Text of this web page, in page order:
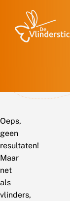
Oeps,
geen
resultaten!
Maar
net
als
vlinders,